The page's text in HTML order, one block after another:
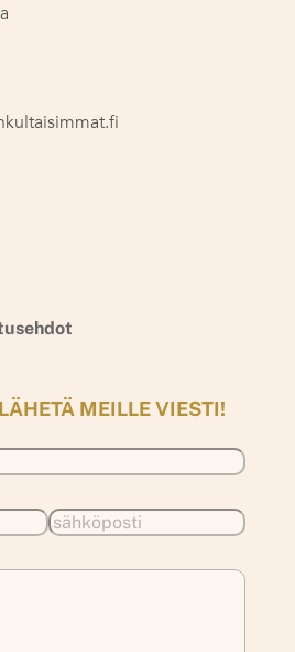
MEILLE VIESTI!